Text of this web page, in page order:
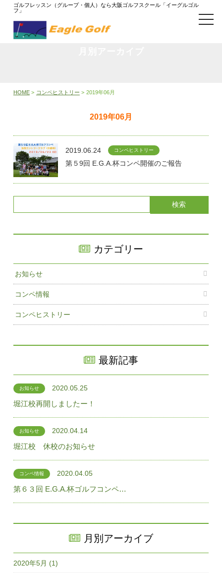
ゴルフレッスン（グループ・個人）なら大阪ゴルフスクール「イーグルゴル
フ」
HOME> コンペヒストリー > 2019年06月
2019年06月
2019.06.24 コンペヒストリー
第５9回 E.G.A.杯コンペ開催のご報告
カテゴリー
お知らせ
コンペ情報
コンペヒストリー
最新記事
お知らせ 2020.05.25
堀江校再開しましたー！
お知らせ 2020.04.14
堀江校 休校のお知らせ
コンペ情報 2020.04.05
第６３回 E.G.A.杯ゴルフコンペ…
月別アーカイブ
2020年5月 (1)
t
o
n